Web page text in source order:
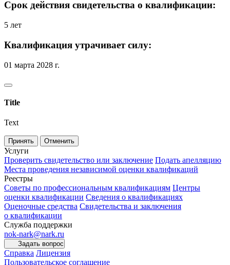
Срок действия свидетельства о квалификации:
5 лет
Квалификация утрачивает силу:
01 марта 2028 г.
Title
Text
Принять Отменить
Услуги
Проверить свидетельство или заключение Подать апелляцию
Места проведения независимой оценки квалификаций
Реестры
Советы по профессиональным квалификациям Центры
оценки квалификации Сведения о квалификациях
Оценочные средства Свидетельства и заключения
о квалификации
Служба поддержки
nok-nark@nark.ru
Задать вопрос
Справка Лицензия
Пользовательское соглашение